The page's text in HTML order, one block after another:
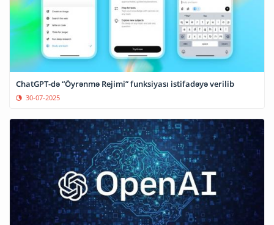
ChatGPT-də “Öyrənmə Rejimi” funksiyası istifadəyə verilib
30-07-2025